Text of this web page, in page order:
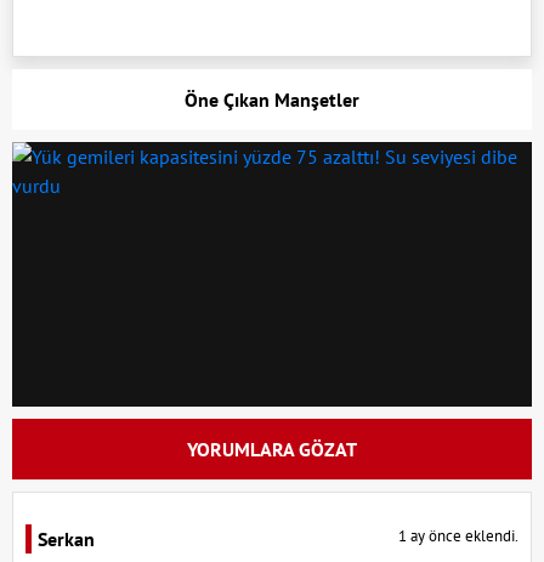
Öne Çıkan Manşetler
YORUMLARA GÖZAT
Serkan 1 ay önce eklendi.